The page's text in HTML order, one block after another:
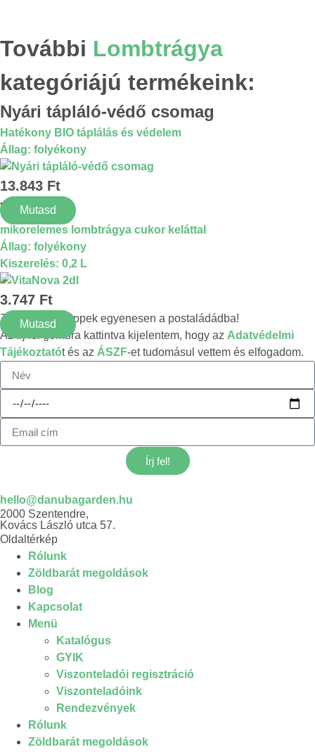
További Lombtrágya
kategóriájú termékeink:
Nyári tápláló-védő csomag
Hatékony BIO táplálás és védelem
Állag: folyékony
13.843 Ft
Mutasd
VitaNova
mikorelemes lombtrágya cukor keláttal
Állag: folyékony
Kiszerelés: 0,2 L
3.747 Ft
Mutasd
Zöld hírek és tippek egyenesen a postaládádba!
Az írj fel gombra kattintva kijelentem, hogy az Adatvédelmi
Tájékoztatót és az ÁSZF-et tudomásul vettem és elfogadom.
Írj fel!
hello@danubagarden.hu
2000 Szentendre,
Kovács László utca 57.
Oldaltérkép
Rólunk
Zöldbarát megoldások
Blog
Kapcsolat
Menü
Katalógus
GYIK
Viszonteladói regisztráció
Viszonteladóink
Rendezvények
Rólunk
Zöldbarát megoldások